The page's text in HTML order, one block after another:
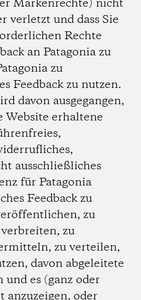
Markenrechte) nicht
verletzt und dass Sie
Rechte
an Patagonia zu
zu
Feedback zu nutzen.
davon ausgegangen,
Website erhaltene
ausschließliches
für Patagonia
Feedback zu
zu
zu
zu verteilen,
davon abgeleitete
und es (ganz oder
anzuzeigen, oder